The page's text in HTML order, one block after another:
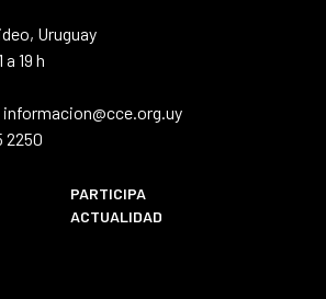
Uruguay
19 h
2250
PARTICIPA
ACTUALIDAD